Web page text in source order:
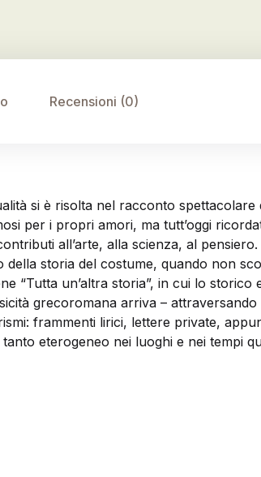
Recensioni (0)
si è risolta nel racconto
per i propri amori, ma tutt’oggi
all’arte, alla scienza, al
storia del costume, quando non
“Tutta un’altra storia”, in cui lo
grecoromana arriva –
frammenti lirici, lettere private,
eterogeneo nei luoghi e nei tempi